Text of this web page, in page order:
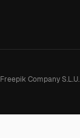
Freepik Company S.L.U.